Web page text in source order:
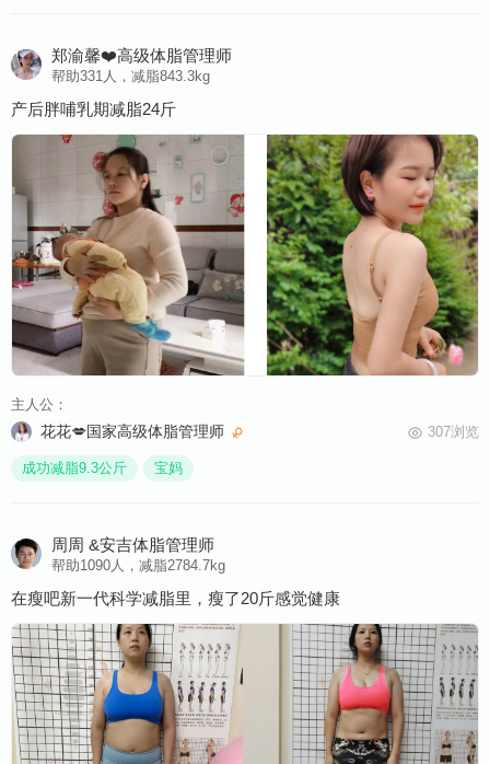
郑渝馨❤️高级体脂管理师
帮助331人，减脂843.3kg
产后胖哺乳期减脂24斤
主人公：
花花💋国家高级体脂管理师 307浏览
成功减脂9.3公斤 宝妈
周周 &安吉体脂管理师
帮助1090人，减脂2784.7kg
在瘦吧新一代科学减脂里，瘦了20斤感觉健康